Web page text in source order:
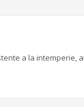
a la